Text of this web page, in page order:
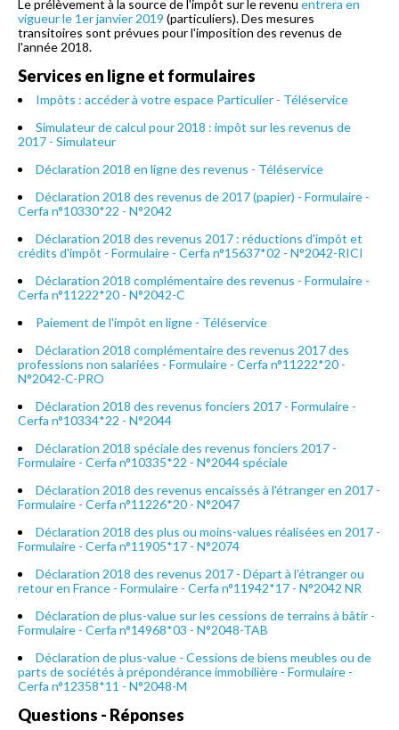
Le prélèvement à la source de l'impôt sur le revenu entrera en
vigueur le 1er janvier 2019 (particuliers). Des mesures
transitoires sont prévues pour l'imposition des revenus de
l'année 2018.
Services en ligne et formulaires
Impôts : accéder à votre espace Particulier - Téléservice
Simulateur de calcul pour 2018 : impôt sur les revenus de
2017 - Simulateur
Déclaration 2018 en ligne des revenus - Téléservice
Déclaration 2018 des revenus de 2017 (papier) - Formulaire -
Cerfa n°10330*22 - N°2042
Déclaration 2018 des revenus 2017 : réductions d'impôt et
crédits d'impôt - Formulaire - Cerfa n°15637*02 - N°2042-RICI
Déclaration 2018 complémentaire des revenus - Formulaire -
Cerfa n°11222*20 - N°2042-C
Paiement de l'impôt en ligne - Téléservice
Déclaration 2018 complémentaire des revenus 2017 des
professions non salariées - Formulaire - Cerfa n°11222*20 -
N°2042-C-PRO
Déclaration 2018 des revenus fonciers 2017 - Formulaire -
Cerfa n°10334*22 - N°2044
Déclaration 2018 spéciale des revenus fonciers 2017 -
Formulaire - Cerfa n°10335*22 - N°2044 spéciale
Déclaration 2018 des revenus encaissés à l'étranger en 2017 -
Formulaire - Cerfa n°11226*20 - N°2047
Déclaration 2018 des plus ou moins-values réalisées en 2017 -
Formulaire - Cerfa n°11905*17 - N°2074
Déclaration 2018 des revenus 2017 - Départ à l'étranger ou
retour en France - Formulaire - Cerfa n°11942*17 - N°2042 NR
Déclaration de plus-value sur les cessions de terrains à bâtir -
Formulaire - Cerfa n°14968*03 - N°2048-TAB
Déclaration de plus-value - Cessions de biens meubles ou de
parts de sociétés à prépondérance immobilière - Formulaire -
Cerfa n°12358*11 - N°2048-M
Questions - Réponses